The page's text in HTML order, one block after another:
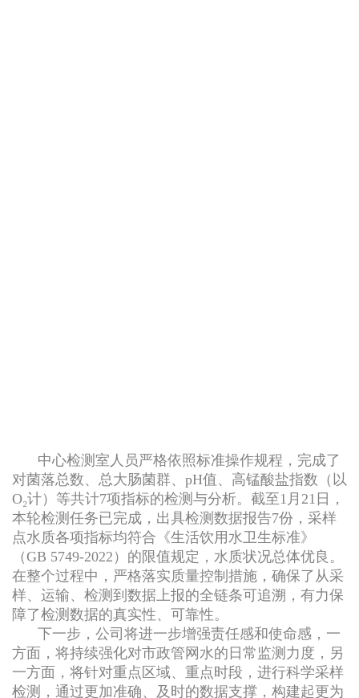
中心检测室人员严格依照标准操作规程，完成了
对菌落总数、总大肠菌群、pH值、高锰酸盐指数（以
O₂计）等共计7项指标的检测与分析。截至1月21日，
本轮检测任务已完成，出具检测数据报告7份，采样
点水质各项指标均符合《生活饮用水卫生标准》
（GB 5749-2022）的限值规定，水质状况总体优良。
在整个过程中，严格落实质量控制措施，确保了从采
样、运输、检测到数据上报的全链条可追溯，有力保
障了检测数据的真实性、可靠性。
下一步，公司将进一步增强责任感和使命感，一
方面，将持续强化对市政管网水的日常监测力度，另
一方面，将针对重点区域、重点时段，进行科学采样
检测，通过更加准确、及时的数据支撑，构建起更为